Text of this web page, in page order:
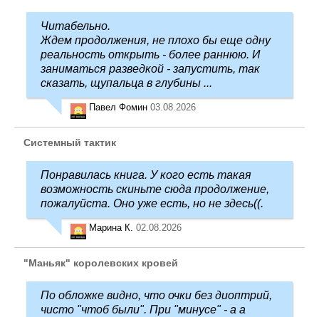
Читабельно.
Ждем продолжения, не плохо бы еще одну
реальность открыть - более раннюю. И
заниматься разведкой - запустить, так
сказать, щупальца в глубины ...
Павел Фомин 03.08.2026
Системный тактик
Понравилась книга. У кого есть такая
возможность скиньте сюда продолжение,
пожалуйста. Оно уже есть, но не здесь((.
Марина К. 02.08.2026
"Маньяк" королевских кровей
По обложке видно, что очки без диоптрий,
чисто "чтоб были". При "минусе" - а а